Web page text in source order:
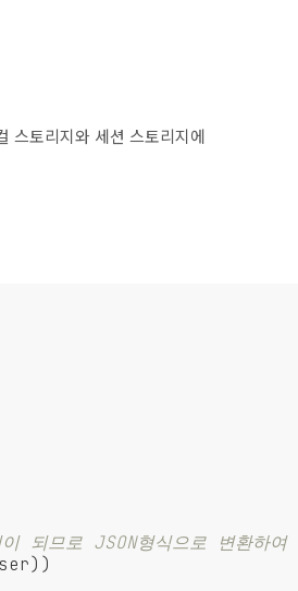
스토리지와 세션 스토리지에
로 JSON형식으로 변환하여